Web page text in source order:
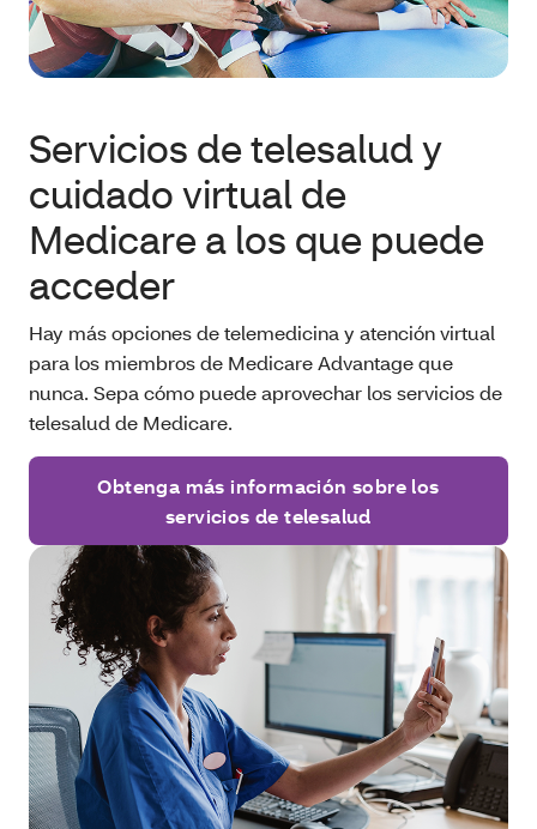
Servicios de telesalud y
cuidado virtual de
Medicare a los que puede
acceder
Hay más opciones de telemedicina y atención virtual
para los miembros de Medicare Advantage que
nunca. Sepa cómo puede aprovechar los servicios de
telesalud de Medicare.
Obtenga más información sobre los
servicios de telesalud